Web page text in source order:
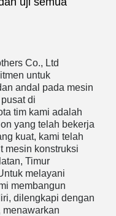
Co., Ltd
untuk
andal pada mesin
di
tim kami adalah
yang telah bekerja
kuat, kami telah
mesin konstruksi
Timur
melayani
membangun
dilengkapi dengan